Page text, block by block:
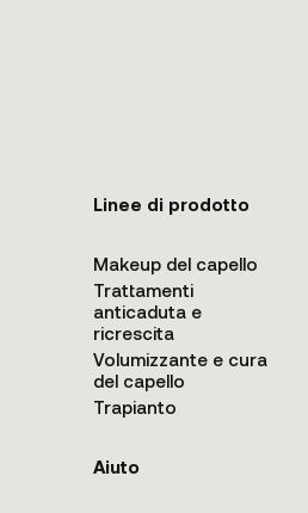
Linee di prodotto
Makeup del capello
Trattamenti
anticaduta e
ricrescita
Volumizzante e cura
del capello
Trapianto
Aiuto